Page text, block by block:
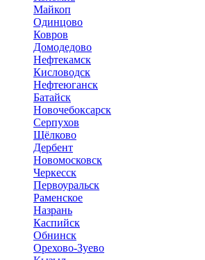
Майкоп
Одинцово
Ковров
Домодедово
Нефтекамск
Кисловодск
Нефтеюганск
Батайск
Новочебоксарск
Серпухов
Щёлково
Дербент
Новомосковск
Черкесск
Первоуральск
Раменское
Назрань
Каспийск
Обнинск
Орехово-Зуево